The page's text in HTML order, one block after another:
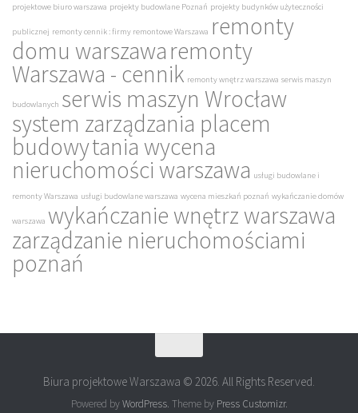
projektowe biuro warszawa projekty budowlane Poznań projekty budynków użyteczności
publicznej remonty cennik : firmy remontowe Warszawa remonty
domu warszawaremonty
Warszawa - cennik remonty wnętrz warszawa serwis maszyn
budowlanych serwis maszyn Wrocław
system zarządzania placem
budowytania wycena
nieruchomości warszawa usługi budowlane i
remonty Warszawa usługi budowlane warszawa wycena mieszkań poznań wykańczanie domów
warszawa wykańczanie wnętrz warszawa
zarządzanie nieruchomościami
poznań
Biura projektowe Warszawa © 2026. All Rights Reserved.
Powered byWordPress. Theme by Press Customizr.